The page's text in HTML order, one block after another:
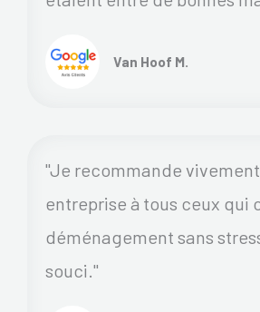
Van Hoof M.
"Je recommande
entreprise à tous ceux qui
déménagement sans
souci."